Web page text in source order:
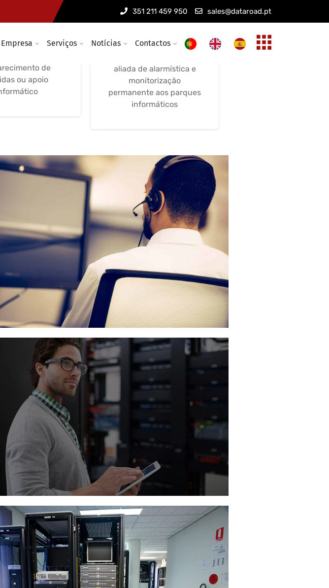
351 211 459 950 sales@dataroad.pt
Empresa Serviços Notícias Contactos
Informático
informático
de
ou apoio
Manutenção
Informática e
aliada de alarmística e
monitorização
permanente aos parques
informáticos